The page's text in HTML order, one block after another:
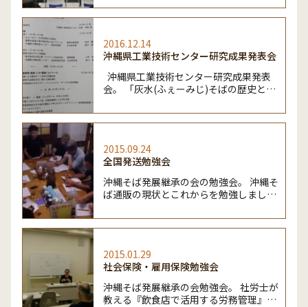
学びました。 熱いスープをそのまま真
空パックに出来る機器。 スチームコンベ
2016.12.14
沖縄県工業技術センター研究成果発表会
沖縄県工業技術センター研究成果発表
会。 「灰水(ふぇーみじ)そばの歴史と再
史とアジアの味覚など、勉強になりまし
た。
2015.09.24
全国発送勉強会
沖縄そば発展継承の会の勉強会。 沖縄そ
ば通販の現状とこれからを勉強しまし
2015.01.29
社会保険・雇用保険勉強会
沖縄そば発展継承の会勉強会。 社労士が
教える『飲食店で活用する労務管理』で